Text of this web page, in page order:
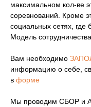
максимальном кол-ве
соревнований. Кроме
социальных сетях, где
Модель
Вам необходимо
информацию о себе,
в форме
Мы проводим СБОР и